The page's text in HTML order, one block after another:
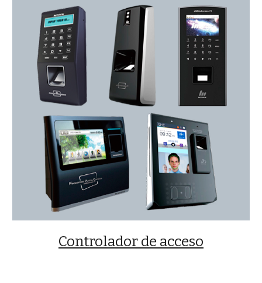
Controlador de acceso